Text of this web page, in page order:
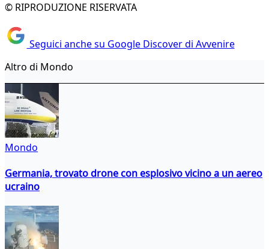
© RIPRODUZIONE RISERVATA
Seguici anche su Google Discover di Avvenire
Altro di Mondo
Mondo
Germania, trovato drone con esplosivo vicino a un aereo
ucraino